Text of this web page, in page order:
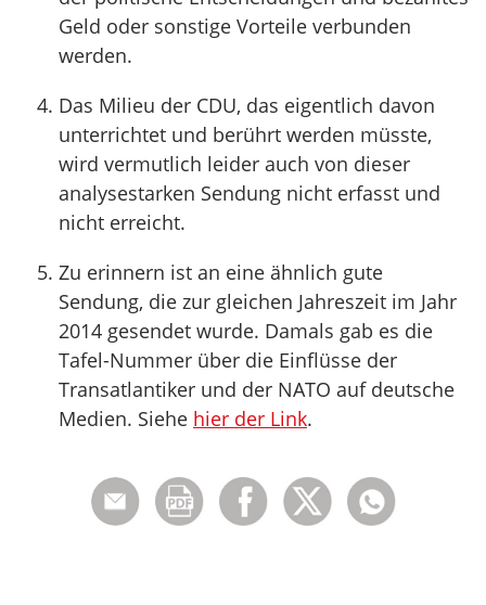
Geld oder sonstige Vorteile verbunden
werden.
Das Milieu der CDU, das eigentlich davon
unterrichtet und berührt werden müsste,
wird vermutlich leider auch von dieser
analysestarken Sendung nicht erfasst und
nicht erreicht.
Zu erinnern ist an eine ähnlich gute
Sendung, die zur gleichen Jahreszeit im Jahr
2014 gesendet wurde. Damals gab es die
Tafel-Nummer über die Einflüsse der
Transatlantiker und der NATO auf deutsche
Medien. Siehe hier der Link.